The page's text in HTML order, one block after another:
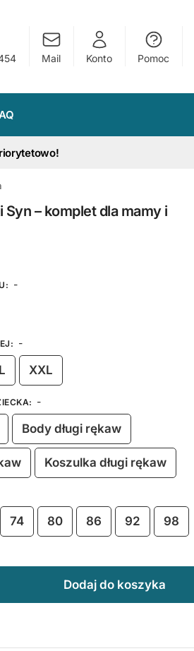
Mail Konto Pomoc
– komplet dla mamy i
: -
: -
XXL
: -
Body długi rękaw
Koszulka długi rękaw
74 80 86 92 98
Dodaj do koszyka